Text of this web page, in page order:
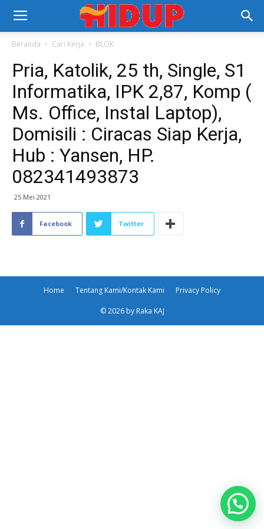
Beranda Cari Kerja BLOK
Pria, Katolik, 25 th, Single, S1
Informatika, IPK 2,87, Komp (
Ms. Office, Instal Laptop),
Domisili : Ciracas Siap Kerja,
Hub : Yansen, HP.
082341493873
25 Mei 2021
Facebook Twitter
Home Tentang Kami/Kontak Kami Privacy Policy
© 2026 by Raka KAJ